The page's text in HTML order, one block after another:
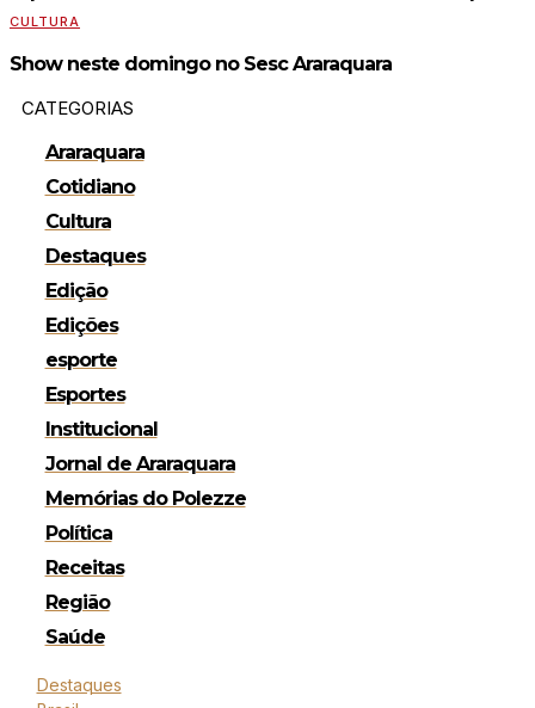
CULTURA
Show neste domingo no Sesc Araraquara
CATEGORIAS
Araraquara
Cotidiano
Cultura
Destaques
Edição
Edições
esporte
Esportes
Institucional
Jornal de Araraquara
Memórias do Polezze
Política
Receitas
Região
Saúde
Destaques